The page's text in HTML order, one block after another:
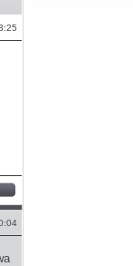
Odpowiedz
z
cytatem